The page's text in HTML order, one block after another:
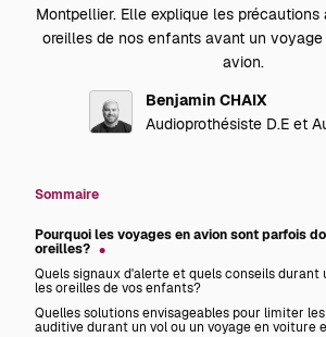
Montpellier. Elle explique les précautions
oreilles de nos enfants avant un
avion.
Benjamin CHAIX
Audioprothésiste D.E et
Sommaire
Pourquoi les voyages en avion sont parfois
oreilles?
Quels signaux d'alerte et quels conseils durant
les oreilles de vos enfants?
Quelles solutions envisageables pour limiter
auditive durant un vol ou un voyage en voiture